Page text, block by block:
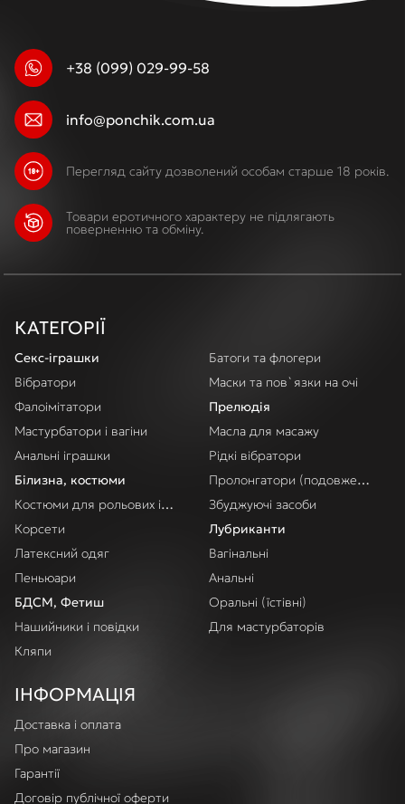
+38 (099) 029-99-58
info@ponchik.com.ua
Перегляд сайту дозволений особам старше 18 років.
Товари еротичного характеру не підлягають
поверненню та обміну.
КАТЕГОРІЇ
Секс-іграшки
Вібратори
Фалоімітатори
Мастурбатори і вагіни
Анальні іграшки
Білизна, костюми
Костюми для рольових ігор
Корсети
Латексний одяг
Пеньюари
БДСМ, Фетиш
Нашийники і повідки
Кляпи
Батоги та флогери
Маски та пов`язки на очі
Прелюдія
Масла для масажу
Рідкі вібратори
Пролонгатори (подовження
Збуджуючі засоби
Лубриканти
Вагінальні
Анальні
Оральні (їстівні)
Для мастурбаторів
ІНФОРМАЦІЯ
Доставка і оплата
Про магазин
Гарантії
Договір публічної оферти